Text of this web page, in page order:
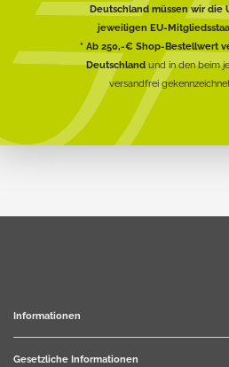
Deutschland müssen wir die
jeweiligen EU-
* Ab 250,-€ Shop-Bestellwert
Deutschlandund in den beim
versandfrei
Informationen
Gesetzliche Informationen